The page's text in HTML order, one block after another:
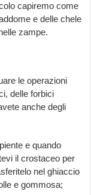
capiremo come
e delle chele
zampe.
le operazioni
delle forbici
anche degli
e quando
il crostaceo per
nel ghiaccio
e gommosa;